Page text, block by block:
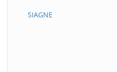
SIAGNE